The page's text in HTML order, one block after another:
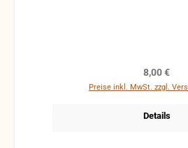
Regulärer
8,00 €
Preise inkl. MwSt. zzgl.
Details